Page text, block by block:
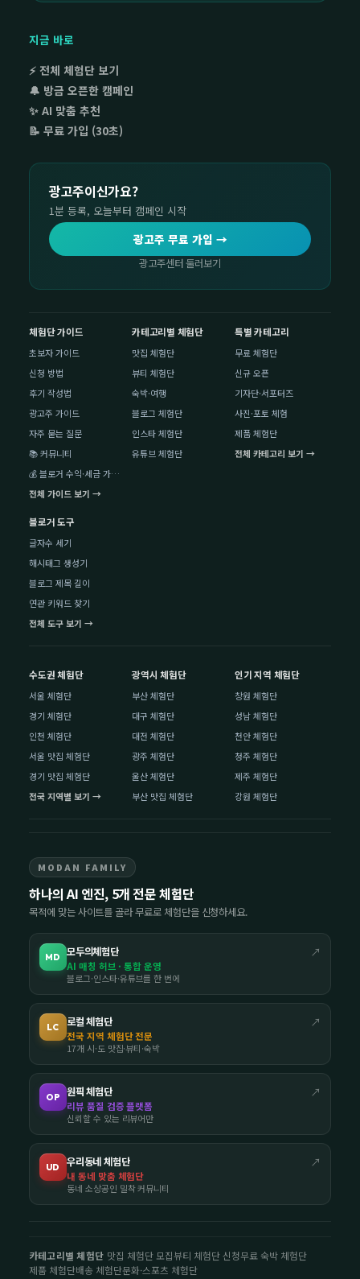
지금 바로
⚡ 전체 체험단 보기
🔔 방금 오픈한 캠페인
✨ AI 맞춤 추천
📝 무료 가입 (30초)
광고주이신가요?
1분 등록, 오늘부터 캠페인 시작
광고주 무료 가입 →
광고주센터 둘러보기
체험단 가이드
초보자 가이드
신청 방법
후기 작성법
광고주 가이드
자주 묻는 질문
📚 커뮤니티
💰 블로거 수익·세금 가이드
전체 가이드 보기 →
카테고리별 체험단
맛집 체험단
뷰티 체험단
숙박·여행
블로그 체험단
인스타 체험단
유튜브 체험단
특별 카테고리
무료 체험단
신규 오픈
기자단·서포터즈
사진·포토 체험
제품 체험단
전체 카테고리 보기 →
블로거 도구
글자수 세기
해시태그 생성기
블로그 제목 길이
연관 키워드 찾기
전체 도구 보기 →
수도권 체험단
서울 체험단
경기 체험단
인천 체험단
서울 맛집 체험단
경기 맛집 체험단
전국 지역별 보기 →
광역시 체험단
부산 체험단
대구 체험단
대전 체험단
광주 체험단
울산 체험단
부산 맛집 체험단
인기 지역 체험단
창원 체험단
성남 체험단
천안 체험단
청주 체험단
제주 체험단
강원 체험단
MODAN FAMILY
하나의 AI 엔진, 5개 전문 체험단
목적에 맞는 사이트를 골라 무료로 체험단을 신청하세요.
MD 모두의체험단 ↗
AI 매칭 허브 · 통합 운영
블로그·인스타·유튜브를 한 번에
LC 로컬 체험단 ↗
전국 지역 체험단 전문
17개 시·도 맛집·뷰티·숙박
OP 원픽 체험단 ↗
리뷰 품질 검증 플랫폼
신뢰할 수 있는 리뷰어만
UD 우리동네 체험단 ↗
내 동네 맞춤 체험단
동네 소상공인 밀착 커뮤니티
카테고리별 체험단 맛집 체험단 모집뷰티 체험단 신청무료 숙박 체험단
제품 체험단배송 체험단문화·스포츠 체험단